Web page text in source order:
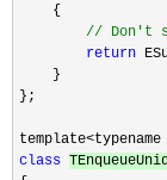
    {
// Don't
return
    }
};
template
class